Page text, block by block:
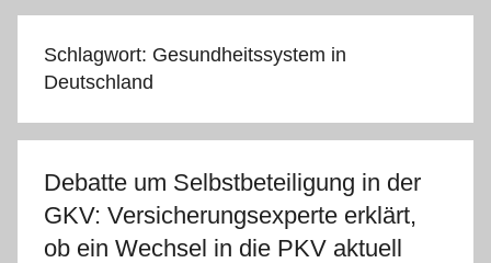
Schlagwort: Gesundheitssystem in
Deutschland
Debatte um Selbstbeteiligung in der
GKV: Versicherungsexperte erklärt,
ob ein Wechsel in die PKV aktuell